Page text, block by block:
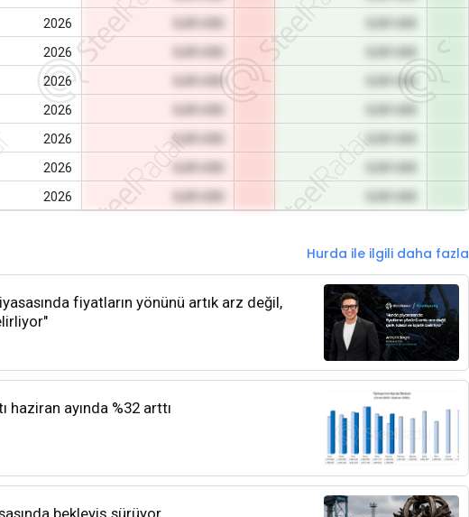
2026
2026
2026
0,00 USD
2026
2026 0,00 USD
2026
2026
Hurda ile ilgili daha fazla
fiyatların yönünü artık arz değil,
haziran ayında %32 arttı